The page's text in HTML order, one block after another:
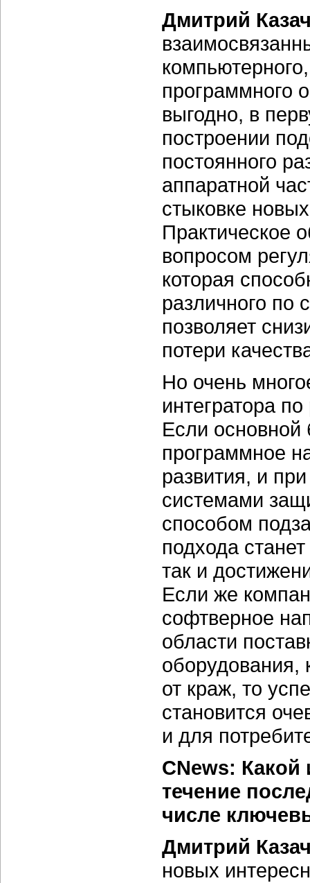
Дмитрий
программного
выгодно, в
построении
постоянного
аппаратной
стыковке
Практическое
вопросом
которая
различного по
позволяет
потери
Но очень
интегратора
Если основной
программное
развития, и
системами
способом
подхода
так и
Если же
софтверное
области
оборудования,
от краж, то
становится
и для
CNews: Какой
течение
числе
Дмитрий
новых